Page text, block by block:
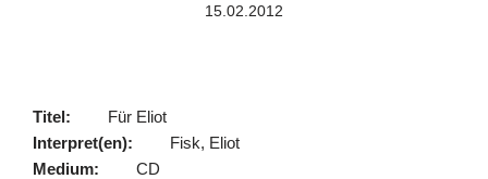
15.02.2012
Titel:
Für Eliot
Interpret(en):
Fisk, Eliot
Medium:
CD